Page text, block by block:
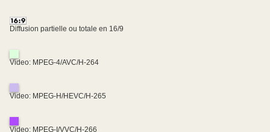
Diffusion partielle ou totale en 16/9
Video: MPEG-4/AVC/H-264
Video: MPEG-H/HEVC/H-265
Video: MPEG-I/VVC/H-266